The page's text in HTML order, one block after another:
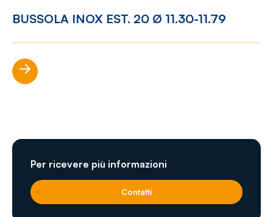
BUSSOLA INOX EST. 20 Ø 11.30-11.79
Scopri di più
Per ricevere più informazioni
Contatti